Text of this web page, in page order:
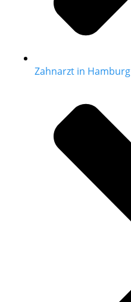
Zahnarzt in Hamburg